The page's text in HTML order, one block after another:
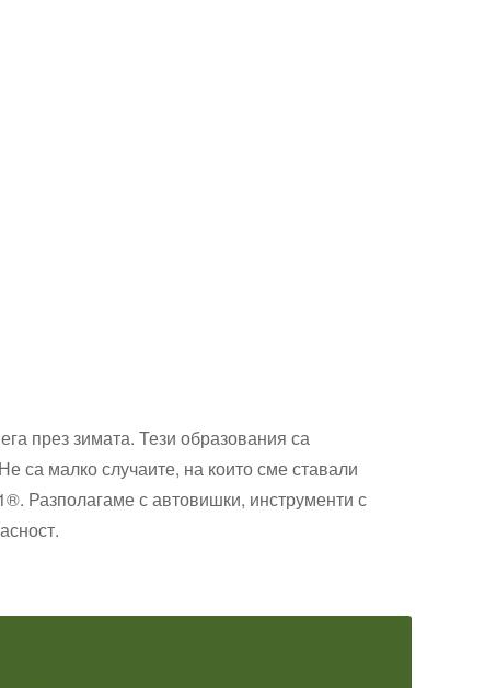
през зимата. Тези образования са
са малко случаите, на които сме ставали
Разполагаме с автовишки, инструменти с